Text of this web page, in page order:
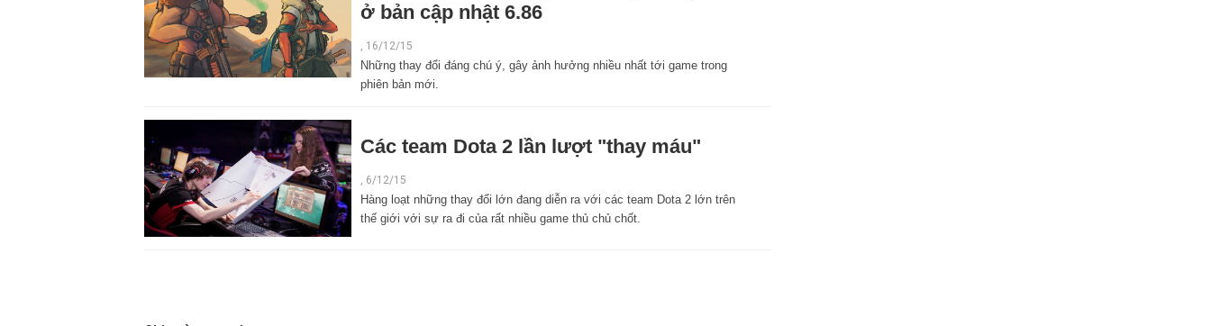
ở bản cập nhật 6.86
, 16/12/15
Những thay đổi đáng chú ý, gây ảnh hưởng nhiều nhất tới game trong
phiên bản mới.
Các team Dota 2 lần lượt "thay máu"
6/12/15
Hàng loạt những thay đổi lớn đang diễn ra với các team Dota 2 lớn trên
thế giới với sự ra đi của rất nhiều game thủ chủ chốt.